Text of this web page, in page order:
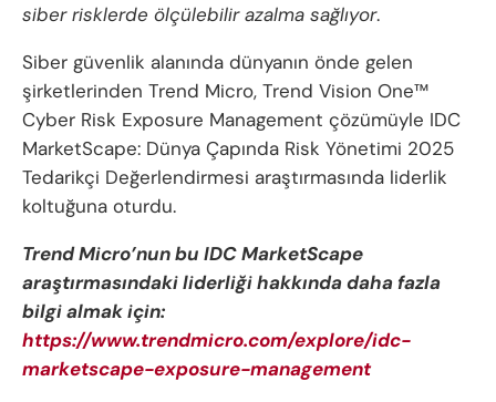
siber risklerde ölçülebilir azalma sağlıyor.
Siber güvenlik alanında dünyanın önde gelen
şirketlerinden Trend Micro, Trend Vision One™
Cyber Risk Exposure Management çözümüyle IDC
MarketScape: Dünya Çapında Risk Yönetimi 2025
Tedarikçi Değerlendirmesi araştırmasında liderlik
koltuğuna oturdu.
Trend Micro’nun bu IDC MarketScape
araştırmasındaki liderliği hakkında daha fazla
bilgi almak için:
https://www.trendmicro.com/explore/idc-
marketscape-exposure-management